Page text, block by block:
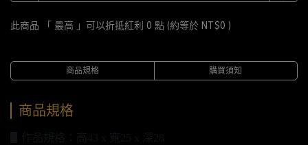
此商品 「 最高 」可以折抵紅利 0 點 (約等於 NT$0 )
商品規格 購買須知
商品規格